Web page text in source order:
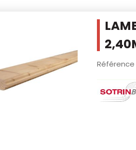
Référence